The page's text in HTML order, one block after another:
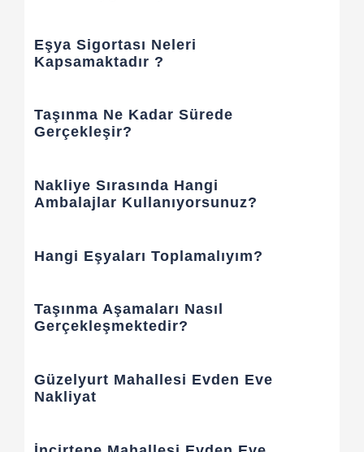
Eşya Sigortası Neleri
Kapsamaktadır ?
Taşınma Ne Kadar Sürede
Gerçekleşir?
Nakliye Sırasında Hangi
Ambalajlar Kullanıyorsunuz?
Hangi Eşyaları Toplamalıyım?
Taşınma Aşamaları Nasıl
Gerçekleşmektedir?
Güzelyurt Mahallesi Evden Eve
Nakliyat